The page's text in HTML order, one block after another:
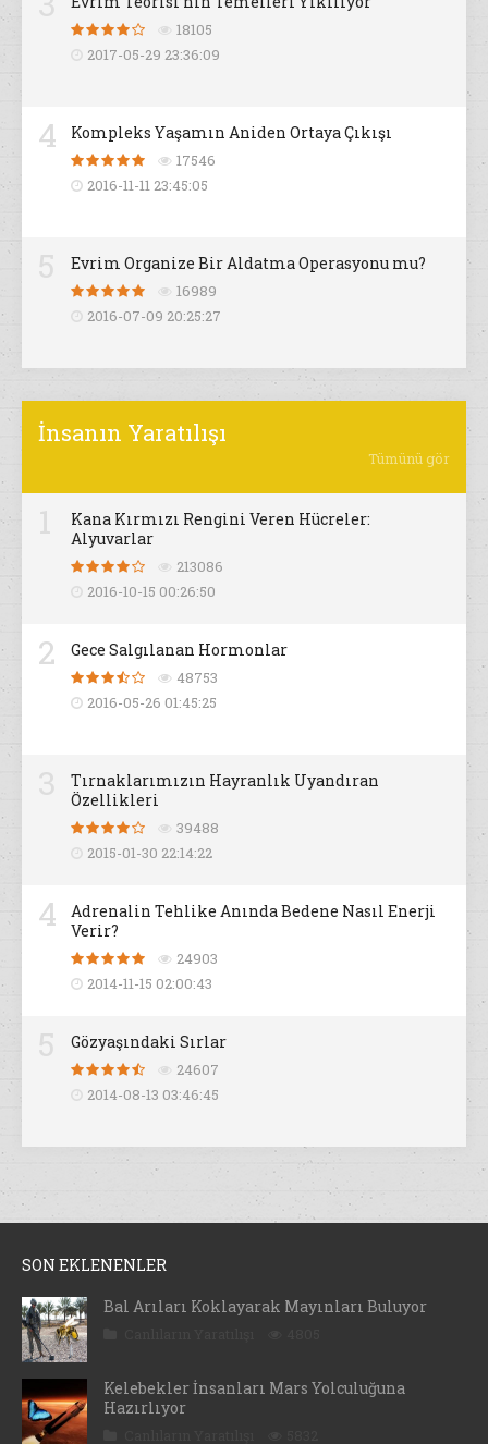
18105
2017-05-29 23:36:09
4 Kompleks Yaşamın Aniden Ortaya Çıkışı
17546
2016-11-11 23:45:05
Evrim Organize Bir Aldatma Operasyonu mu?
16989
2016-07-09 20:25:27
İnsanın Yaratılışı
Tümünü gör
Kana Kırmızı Rengini Veren Hücreler:
Alyuvarlar
213086
2016-10-15 00:26:50
2 Gece Salgılanan Hormonlar
48753
2016-05-26 01:45:25
Tırnaklarımızın Hayranlık Uyandıran
Özellikleri
39488
2015-01-30 22:14:22
4
Adrenalin Tehlike Anında Bedene Nasıl Enerji
Verir?
24903
2014-11-15 02:00:43
Gözyaşındaki Sırlar
24607
2014-08-13 03:46:45
SON EKLENENLER
Bal Arıları Koklayarak Mayınları Buluyor
Kelebekler İnsanları Mars Yolculuğuna
Hazırlıyor